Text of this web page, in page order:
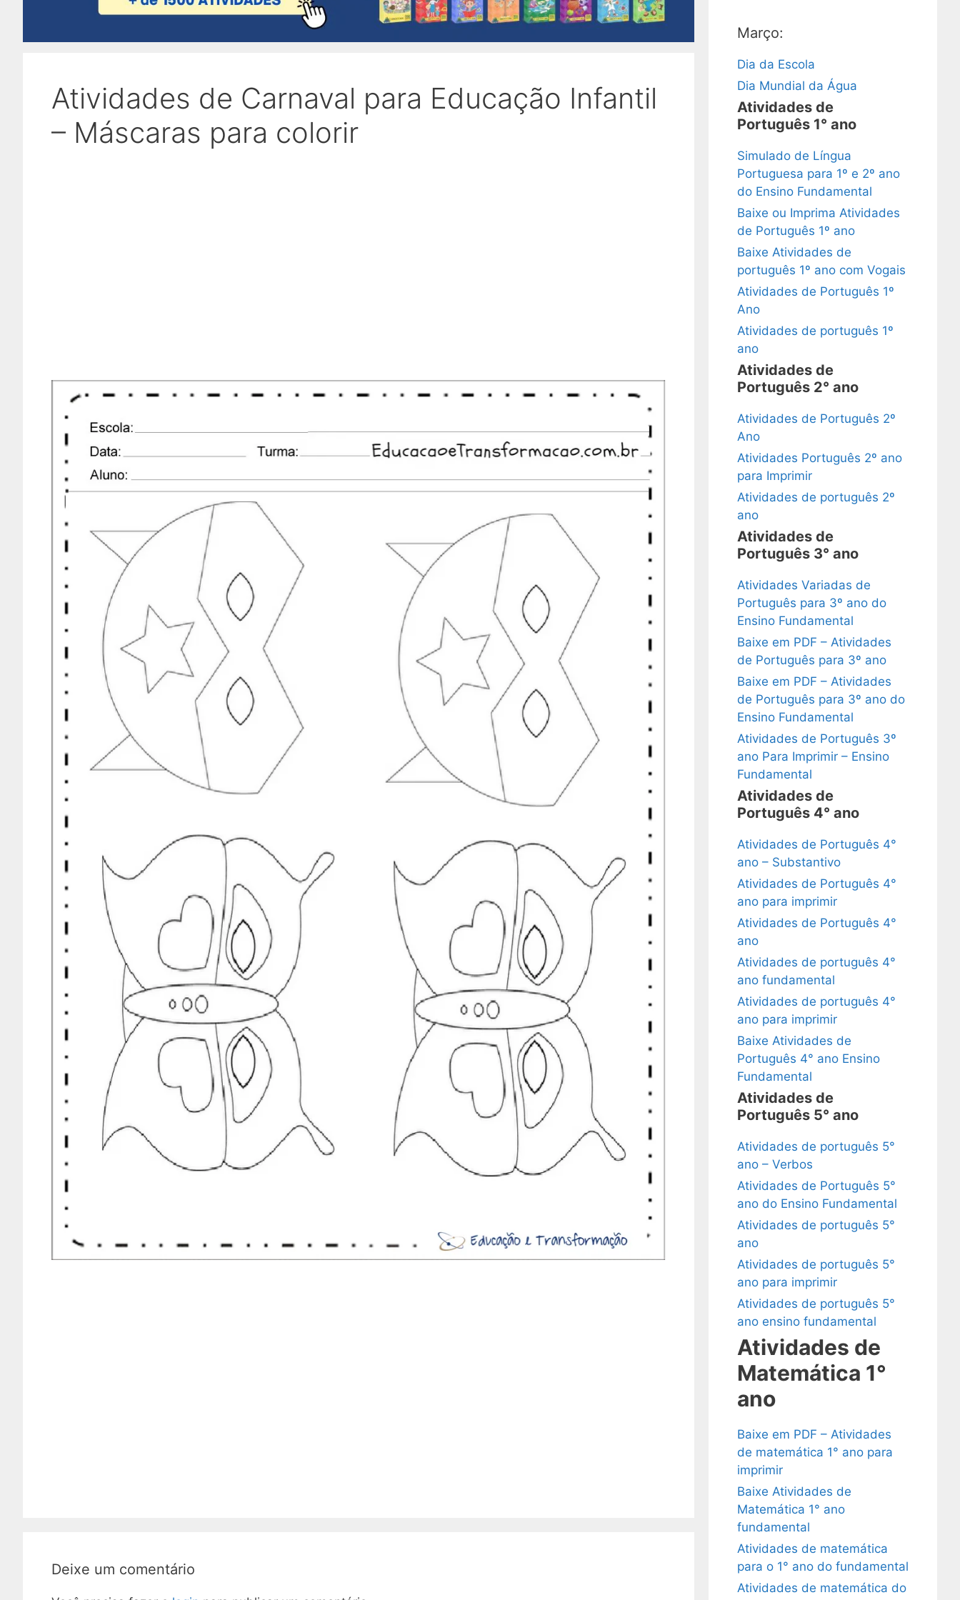
Atividades de Carnaval para Educação Infantil
– Máscaras para colorir
Deixe um comentário
Março:
Dia da Escola
Dia Mundial da Água
Atividades de
Português 1° ano
Simulado de Língua
Portuguesa para 1º e 2º ano
do Ensino Fundamental
Baixe ou Imprima Atividades
de Português 1º ano
Baixe Atividades de
português 1º ano com Vogais
Atividades de Português 1º
Ano
Atividades de português 1º
ano
Atividades de
Português 2° ano
Atividades de Português 2º
Ano
Atividades Português 2º ano
para Imprimir
Atividades de português 2º
ano
Atividades de
Português 3° ano
Atividades Variadas de
Português para 3º ano do
Ensino Fundamental
Baixe em PDF – Atividades
de Português para 3º ano
Baixe em PDF – Atividades
de Português para 3º ano do
Ensino Fundamental
Atividades de Português 3º
ano Para Imprimir – Ensino
Fundamental
Atividades de
Português 4° ano
Atividades de Português 4°
ano – Substantivo
Atividades de Português 4°
ano para imprimir
Atividades de Português 4°
ano
Atividades de português 4°
ano fundamental
Atividades de português 4°
ano para imprimir
Baixe Atividades de
Português 4° ano Ensino
Fundamental
Atividades de
Português 5° ano
Atividades de português 5°
ano – Verbos
Atividades de Português 5°
ano do Ensino Fundamental
Atividades de português 5°
ano
Atividades de português 5°
ano para imprimir
Atividades de português 5°
ano ensino fundamental
Atividades de
Matemática 1°
ano
Baixe em PDF – Atividades
de matemática 1° ano para
imprimir
Baixe Atividades de
Matemática 1° ano
fundamental
Atividades de matemática
para o 1° ano do fundamental
Atividades de matemática do